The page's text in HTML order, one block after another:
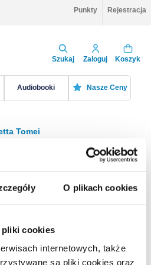
O plikach cookies
cookies
internetowych, także
są pliki cookies oraz
Punkty Rejestracja
Szukaj Zaloguj Koszyk
Audiobooki Nasze Ceny
Tomei
Sortuj
Na stronie